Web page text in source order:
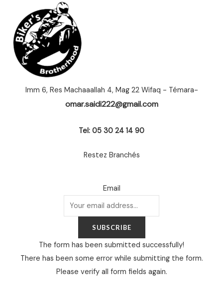
Imm 6, Res Machaaallah 4, Mag 22 Wifaq - Témara-
omar.saidi222@gmail.com
Tel: 05 30 24 14 90
Restez Branchés
Email
SUBSCRIBE
The form has been submitted successfully!
There has been some error while submitting the form.
Please verify all form fields again.